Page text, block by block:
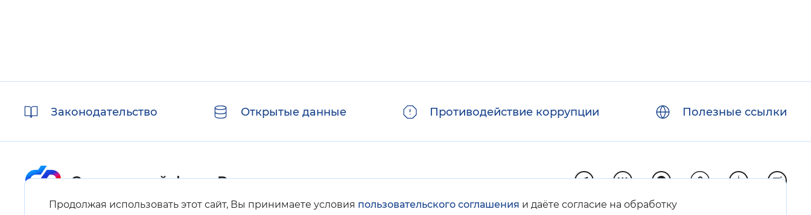
Продолжая использовать этот сайт, Вы принимаете условия пользовательского соглашения и даёте согласие на обработку
ссылкиЗаконодательство Открытые данные Противодействие коррупции Полезные ссылки